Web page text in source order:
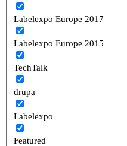
Labelexpo Europe 2017
Labelexpo Europe 2015
TechTalk
drupa
Labelexpo
Featured